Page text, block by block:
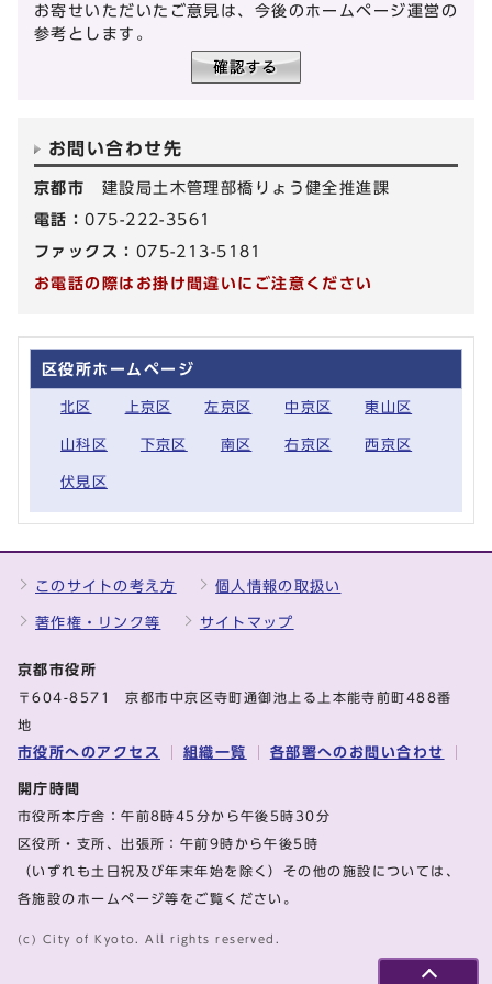
お寄せいただいたご意見は、今後のホームページ運営の
参考とします。
お問い合わせ先
京都市 建設局土木管理部橋りょう健全推進課
電話：075-222-3561
ファックス： 075-213-5181
お電話の際はお掛け間違いにご注意ください
区役所ホームページ
北区 上京区 左京区 中京区 東山区
山科区 下京区 南区 右京区 西京区
伏見区
このサイトの考え方 個人情報の取扱い
著作権・リンク等 サイトマップ
京都市役所
〒604-8571 京都市中京区寺町通御池上る上本能寺前町488番
地
市役所へのアクセス 組織一覧 各部署へのお問い合わせ
開庁時間
市役所本庁舎：午前8時45分から午後5時30分
区役所・支所、出張所：午前9時から午後5時
（いずれも土日祝及び年末年始を除く）その他の施設については、
各施設のホームページ等をご覧ください。
(c) City of Kyoto. All rights reserved.